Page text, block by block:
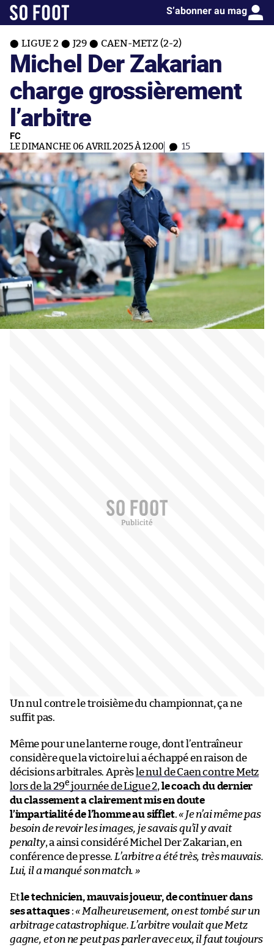
S’abonner au mag
LIGUE 2 J29 CAEN-METZ (2-2)
Michel Der Zakarian
charge grossièrement
l’arbitre
FC
LE DIMANCHE 06 AVRIL 2025 À 12:00 15
Un nul contre le troisième du championnat, ça ne
suffit pas.
Même pour une lanterne rouge, dont l’entraîneur
considère que la victoire lui a échappé en raison de
décisions arbitrales. Après le nul de Caen contre Metz
lors de la 29e journée de Ligue 2, le coach du dernier
du classement a clairement mis en doute
l’impartialité de l’homme au sifflet.« Je n’ai même pas
besoin de revoir les images, je savais qu’il y avait
penalty, a ainsi considéré Michel Der Zakarian, en
conférence de presse. L’arbitre a été très, très mauvais.
Lui, il a manqué son match. »
Etle technicien, mauvais joueur, de continuer dans
ses attaques:« Malheureusement, on est tombé sur un
arbitrage catastrophique. L’arbitre voulait que Metz
gagne, et on ne peut pas parler avec eux, il faut toujours